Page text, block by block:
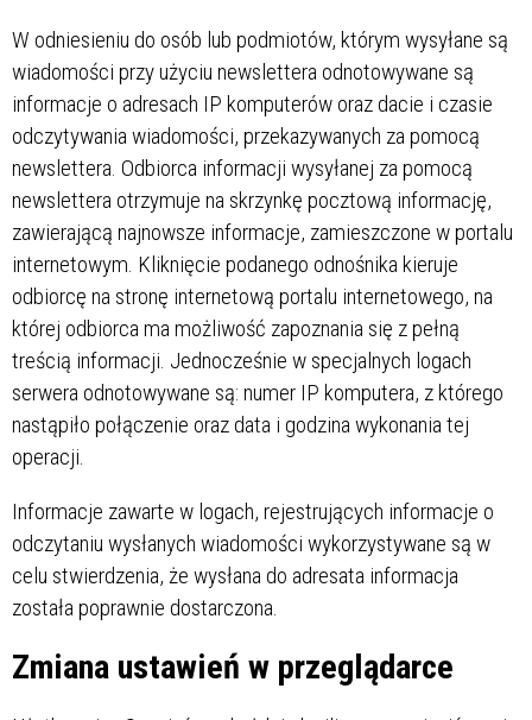
W odniesieniu do osób lub podmiotów, którym wysyłane są
wiadomości przy użyciu newslettera odnotowywane są
informacje o adresach IP komputerów oraz dacie i czasie
odczytywania wiadomości, przekazywanych za pomocą
newslettera. Odbiorca informacji wysyłanej za pomocą
newslettera otrzymuje na skrzynkę pocztową informację,
zawierającą najnowsze informacje, zamieszczone w portalu
internetowym. Kliknięcie podanego odnośnika kieruje
odbiorcę na stronę internetową portalu internetowego, na
której odbiorca ma możliwość zapoznania się z pełną
treścią informacji. Jednocześnie w specjalnych logach
serwera odnotowywane są: numer IP komputera, z którego
nastąpiło połączenie oraz data i godzina wykonania tej
operacji.
Informacje zawarte w logach, rejestrujących informacje o
odczytaniu wysłanych wiadomości wykorzystywane są w
celu stwierdzenia, że wysłana do adresata informacja
została poprawnie dostarczona.
Zmiana ustawień w przeglądarce